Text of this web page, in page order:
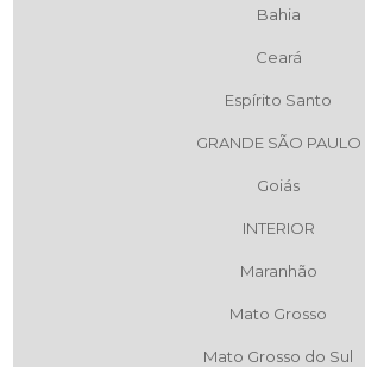
Bahia
Ceará
Espírito Santo
GRANDE SÃO PAULO
Goiás
INTERIOR
Maranhão
Mato Grosso
Mato Grosso do Sul